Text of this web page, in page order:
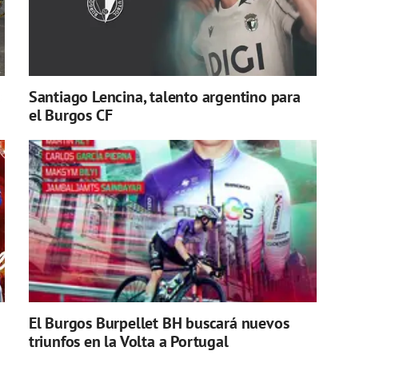
Santiago Lencina, talento argentino para
el Burgos CF
El Burgos Burpellet BH buscará nuevos
triunfos en la Volta a Portugal